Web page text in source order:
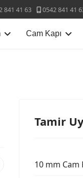
841 41 63 0542 841 41
Cam Kapı
Tamir
10 mm Cam